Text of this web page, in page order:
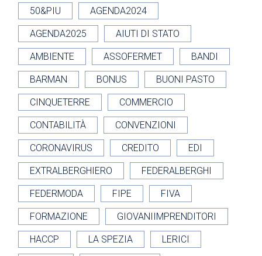
50&PIU AGENDA2024
AGENDA2025 AIUTI DI STATO
AMBIENTE ASSOFERMET BANDI
BARMAN BONUS BUONI PASTO
CINQUETERRE COMMERCIO
CONTABILITÀ CONVENZIONI
CORONAVIRUS CREDITO EDI
EXTRALBERGHIERO FEDERALBERGHI
FEDERMODA FIPE FIVA
FORMAZIONE GIOVANIIMPRENDITORI
HACCP LA SPEZIA LERICI